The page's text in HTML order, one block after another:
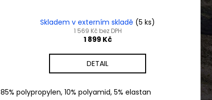
Skladem v externím skladě (5 ks)
1 569 Kč bez DPH
1 899 Kč
DETAIL
85% polypropylen, 10% polyamid, 5% elastan